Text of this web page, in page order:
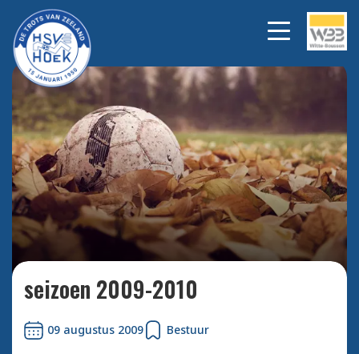
Bekijk alle foto's
seizoen 2009-2010
09 augustus 2009 Bestuur